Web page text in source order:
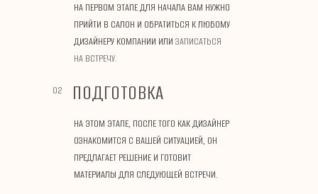
НА ПЕРВОМ ЭТАПЕ ДЛЯ НАЧАЛА ВАМ НУЖНО
ПРИЙТИ В САЛОН И ОБРАТИТЬСЯ К ЛЮБОМУ
ДИЗАЙНЕРУ КОМПАНИИ ИЛИ ЗАПИСАТЬСЯ
НА ВСТРЕЧУ.
НА ЭТОМ ЭТАПЕ, ПОСЛЕ ТОГО КАК ДИЗАЙНЕР
ОЗНАКОМИТСЯ С ВАШЕЙ СИТУАЦИЕЙ, ОН
ПРЕДЛАГАЕТ РЕШЕНИЕ И ГОТОВИТ
МАТЕРИАЛЫ ДЛЯ СЛЕДУЮЩЕЙ ВСТРЕЧИ.
02 ПОДГОТОВКА